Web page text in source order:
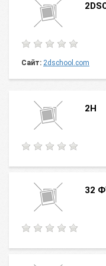
Сайт: 2dschool.com
2Н
32